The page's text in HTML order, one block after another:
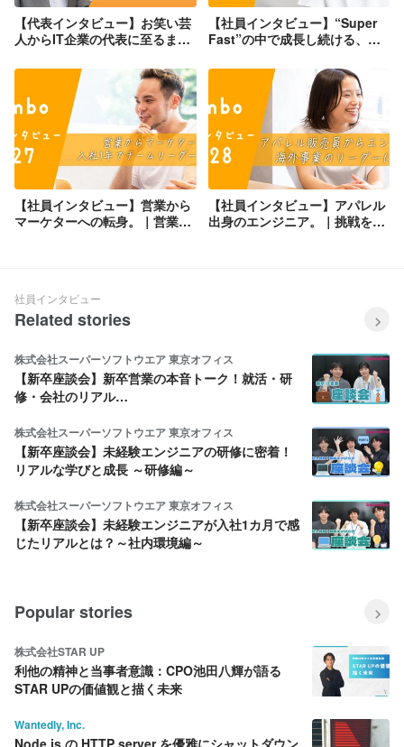
【代表インタビュー】お笑い芸
人からIT企業の代表に至るま
に迫る！
【社員インタビュー】“Super
Fast”の中で成長し続ける、マ
ビュー
【社員インタビュー】営業から
マーケターへの転身。｜営業経
【社員インタビュー】アパレル
出身のエンジニア。｜挑戦を続
社員インタビュー
Related stories
株式会社スーパーソフトウエア 東京オフィス
【新卒座談会】新卒営業の本音トーク！就活・研
修・会社のリアル…
株式会社スーパーソフトウエア 東京オフィス
【新卒座談会】未経験エンジニアの研修に密着！
リアルな学びと成長 ～研修編～
株式会社スーパーソフトウエア 東京オフィス
【新卒座談会】未経験エンジニアが入社1カ月で感
じたリアルとは？～社内環境編～
Popular stories
株式会社STAR UP
利他の精神と当事者意識：CPO池田八輝が語る
STAR UPの価値観と描く未来
Wantedly, Inc.